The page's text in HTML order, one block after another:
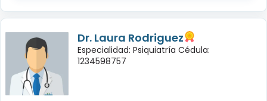
Dr. Laura Rodriguez
Especialidad: Psiquiatría Cédula:
1234598757